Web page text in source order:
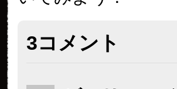
3コメント